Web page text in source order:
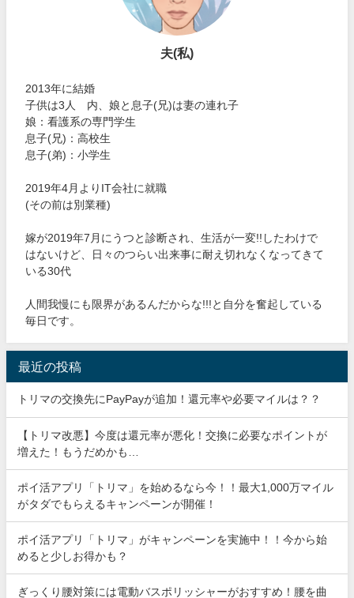
夫(私)
2013年に結婚
子供は3人 内、娘と息子(兄)は妻の連れ子
娘：看護系の専門学生
息子(兄)：高校生
息子(弟)：小学生
2019年4月よりIT会社に就職
(その前は別業種)
嫁が2019年7月にうつと診断され、生活が一変!!したわけで
はないけど、日々のつらい出来事に耐え切れなくなってきて
いる30代
人間我慢にも限界があるんだからな!!!と自分を奮起している
毎日です。
最近の投稿
トリマの交換先にPayPayが追加！還元率や必要マイルは？？
【トリマ改悪】今度は還元率が悪化！交換に必要なポイントが
増えた！もうだめかも…
ポイ活アプリ「トリマ」を始めるなら今！！最大1,000万マイル
がタダでもらえるキャンペーンが開催！
ポイ活アプリ「トリマ」がキャンペーンを実施中！！今から始
めると少しお得かも？
ぎっくり腰対策には電動バスポリッシャーがおすすめ！腰を曲